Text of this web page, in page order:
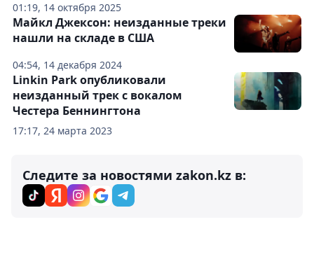
01:19, 14 октября 2025
04:54, 14 декабря 2024
Майкл Джексон: неизданные треки
нашли на складе в США
17:17, 24 марта 2023
Linkin Park опубликовали
неизданный трек с вокалом
Честера Беннингтона
Следите за новостями zakon.kz в: